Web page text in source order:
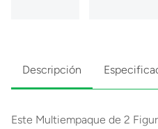
Descripción
Este Multiempaque de 2